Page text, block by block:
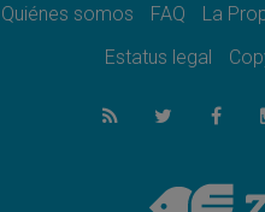
07.08.2026
el
La matanza
muertos en
Tagle: La
revelación de
Quiénes somos FAQ La
Estatus legal